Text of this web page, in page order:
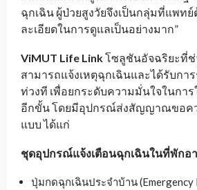
ฉุกเฉิน ผู้ป่วยสูงวัยจึงเป็นกลุ่มที่แพท
ละเอียดในการดูแลเป็นอย่างมาก”
ViMUT Life Linkโซลูชันอัจฉริยะที่ช่
สามารถแจ้งเหตุฉุกเฉินและได้รับกา
ท่วงที เพื่อยกระดับความมั่นใจในกา
อีกขั้น โดยมีอุปกรณ์ส่งสัญญาณขอคว
แบบ ได้แก่
ชุดอุปกรณ์แจ้งเตือนฉุกเฉินในที่พักอ
ปุ่มกดฉุกเฉินประจำบ้าน